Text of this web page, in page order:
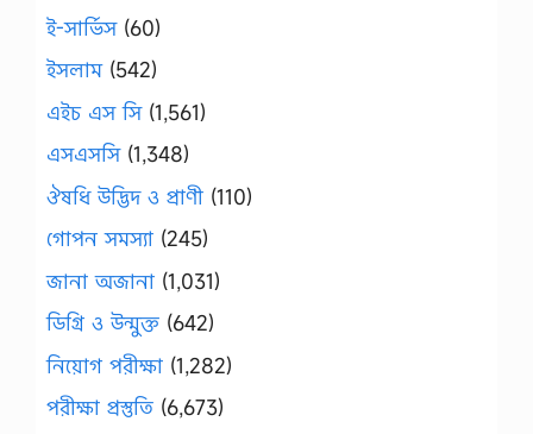
ই-সার্ভিস(60)
ইসলাম(542)
এইচ এস সি(1,561)
এসএসসি(1,348)
ঔষধি উদ্ভিদ ও প্রাণী (110)
গোপন সমস্যা (245)
জানা অজানা (1,031)
ডিগ্রি ও উন্মুক্ত (642)
নিয়োগ পরীক্ষা (1,282)
পরীক্ষা প্রস্তুতি (6,673)